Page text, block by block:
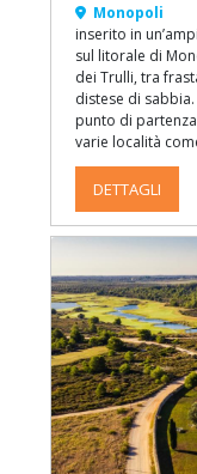
Monopoli
inserito in
sul litorale di
dei Trulli, tra
distese di
punto di
varie località
Castellana,
facilmente
DETTAGLI